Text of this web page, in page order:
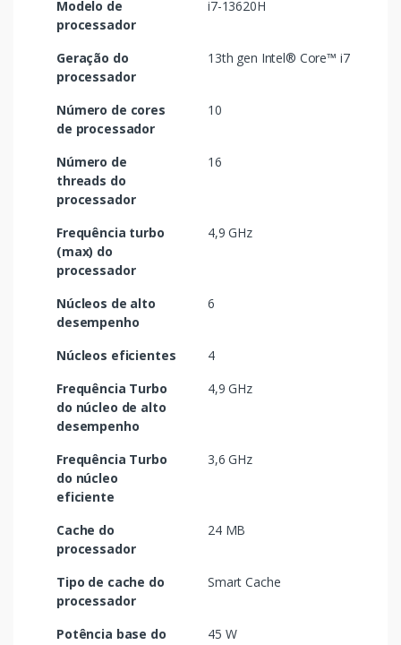
Modelo de
processador
i7-13620H
Geração do
processador
13th gen Intel® Core™ i7
Número de cores
de processador
10
Número de
threads do
processador
16
Frequência turbo
(max) do
processador
4,9 GHz
Núcleos de alto
desempenho
6
Núcleos eficientes
4
Frequência Turbo
do núcleo de alto
desempenho
4,9 GHz
Frequência Turbo
do núcleo
eficiente
3,6 GHz
Cache do
processador
24 MB
Tipo de cache do
processador
Smart Cache
Potência base do
45 W